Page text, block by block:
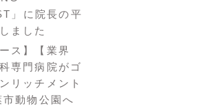
」に院長の平
ました
ス】【業界
専門病院がゴ
リッチメント
動物公園へ